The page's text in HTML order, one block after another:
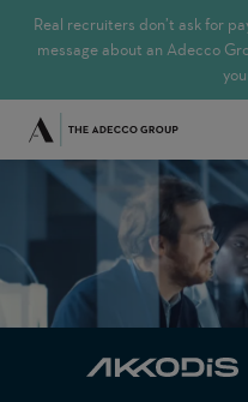
Real recruiters don’t ask for
message about an Adecco